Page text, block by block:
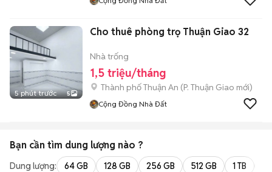
5 phút trước 5
Cho thuê phòng trọ Thuận Giao 32
Nhà trống
1,5 triệu/tháng
Thành phố Thuận An (P. Thuận Giao mới)
Cộng Đồng Nhà Đất
Bạn cần tìm dung lượng nào ?
Dung lượng: 64 GB 128 GB 256 GB 512 GB 1 TB